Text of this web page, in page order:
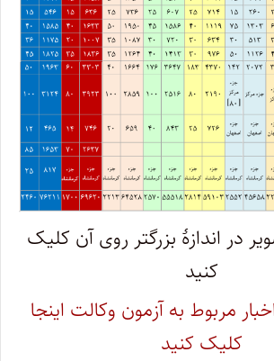
در اندازۀ بزرگتر روی آن کلیک
کنید
مربوط به آزمون وکالت اینجا
کلیک کنید